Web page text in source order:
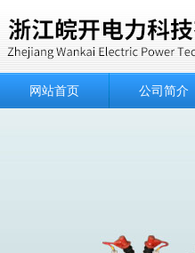
网站首页 公司简介